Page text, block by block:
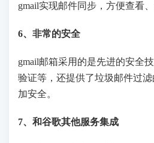
gmail实现邮件同步，方便查看
6、非常的安全
gmail邮箱采用的是先进的安全
验证等，还提供了垃圾邮件过
加安全。
7、和谷歌其他服务集成